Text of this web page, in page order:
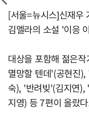
[서울=뉴시스]신재우
김멜라의 소설 '이응
대상을 포함해 젊은
멸망할 텐데'(공현진
숙), '반려빚'(김지연
지영) 등 7편이 올랐